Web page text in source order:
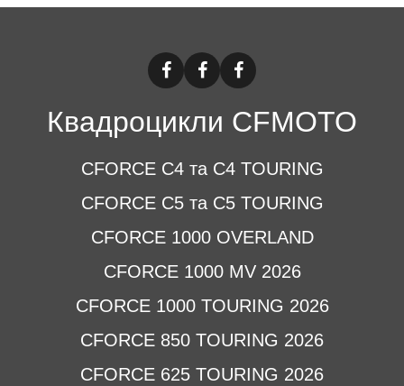
Квадроцикли CFMOTO
CFORCE C4 та C4 TOURING
CFORCE C5 та C5 TOURING
CFORCE 1000 OVERLAND
CFORCE 1000 MV 2026
CFORCE 1000 TOURING 2026
CFORCE 850 TOURING 2026
CFORCE 625 TOURING 2026